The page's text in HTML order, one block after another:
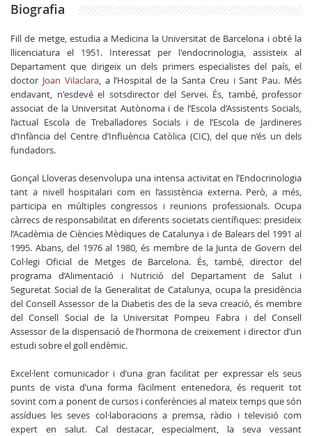
Biografia
Fill de metge, estudia a Medicina la Universitat de Barcelona i obté la
llicenciatura el 1951. Interessat per l'endocrinologia, assisteix al
Departament que dirigeix un dels primers especialistes del país, el
doctor Joan Vilaclara, a l’Hospital de la Santa Creu i Sant Pau. Més
endavant, n'esdevé el sotsdirector del Servei. És, també, professor
associat de la Universitat Autònoma i de l’Escola d’Assistents Socials,
l’actual Escola de Treballadores Socials i de l’Escola de Jardineres
d’Infància del Centre d’Influència Catòlica (CIC), del que n’és un dels
fundadors.
Gonçal Lloveras desenvolupa una intensa activitat en l’Endocrinologia
tant a nivell hospitalari com en l’assistència externa. Però, a més,
participa en múltiples congressos i reunions professionals. Ocupa
càrrecs de responsabilitat en diferents societats científiques: presideix
l’Acadèmia de Ciències Mèdiques de Catalunya i de Balears del 1991 al
1995. Abans, del 1976 al 1980, és membre de la Junta de Govern del
Col·legi Oficial de Metges de Barcelona. És, també, director del
programa d’Alimentació i Nutrició del Departament de Salut i
Seguretat Social de la Generalitat de Catalunya, ocupa la presidència
del Consell Assessor de la Diabetis des de la seva creació, és membre
del Consell Social de la Universitat Pompeu Fabra i del Consell
Assessor de la dispensació de l’hormona de creixement i director d’un
estudi sobre el goll endèmic.
Excel·lent comunicador i d’una gran facilitat per expressar els seus
punts de vista d’una forma fàcilment entenedora, és requerit tot
sovint com a ponent de cursos i conferències al mateix temps que són
assídues les seves col·laboracions a premsa, ràdio i televisió com
expert en salut. Cal destacar, especialment, la seva vessant